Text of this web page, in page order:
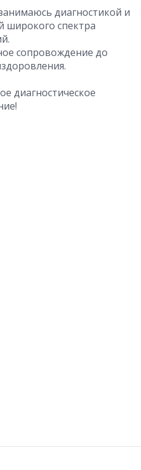
диагностикой и
широкого спектра
сопровождение до
диагностическое